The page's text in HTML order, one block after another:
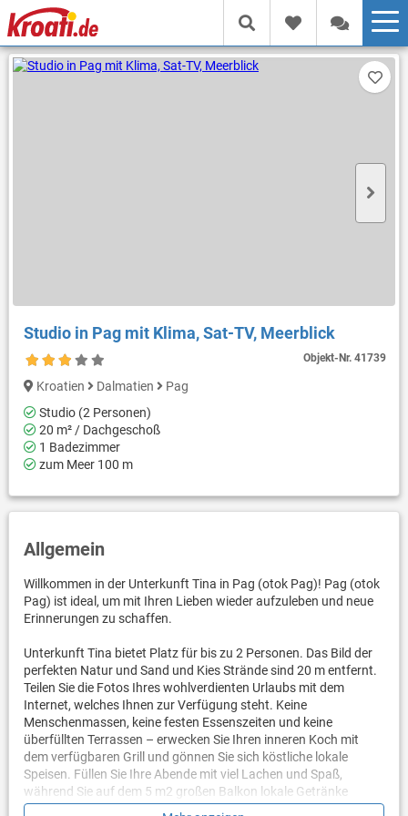
Studio in Pag mit Klima, Sat-TV, Meerblick
Objekt-Nr.41739
Kroatien Dalmatien
Pag
Studio (2 Personen)
20 m² / Dachgeschoß
1 Badezimmer
zum Meer 100 m
Allgemein
Willkommen in der Unterkunft Tina in Pag (otok Pag)! Pag (otok
Pag) ist ideal, um mit Ihren Lieben wieder aufzuleben und neue
Erinnerungen zu schaffen.
Unterkunft Tina bietet Platz für bis zu 2 Personen. Das Bild der
perfekten Natur und Sand und Kies Strände sind 20 m entfernt.
Teilen Sie die Fotos Ihres wohlverdienten Urlaubs mit dem
Internet, welches Ihnen zur Verfügung steht. Keine
Menschenmassen, keine festen Essenszeiten und keine
überfüllten Terrassen – erwecken Sie Ihren inneren Koch mit
dem verfügbaren Grill und gönnen Sie sich köstliche lokale
Speisen. Füllen Sie Ihre Abende mit viel Lachen und Spaß,
während Sie auf dem 5 m2 großen Balkon lokale Getränke
genießen. Ein netter kleiner zusätzlicher Bonus ist der Blick auf